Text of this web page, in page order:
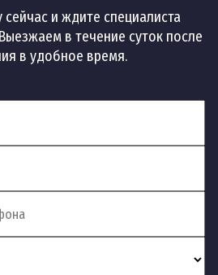
сейчас и ждите специалиста
в течение суток после
в удобное время.